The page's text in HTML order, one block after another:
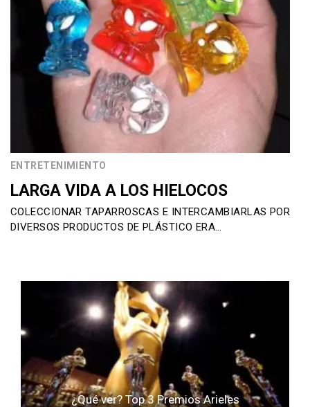
ENTRETENIMIENTO
LARGA VIDA A LOS HIELOCOS
COLECCIONAR TAPARROSCAS E INTERCAMBIARLAS POR
DIVERSOS PRODUCTOS DE PLÁSTICO ERA…
¿Qué ver? Top 3 Premios Arieles